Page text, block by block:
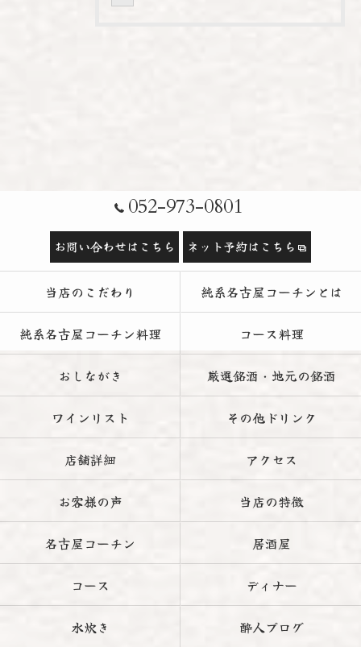
052-973-0801
お問い合わせはこちら ネット予約はこちら
当店のこだわり 純系名古屋コーチンとは
純系名古屋コーチン料理 コース料理
おしながき 厳選銘酒・地元の銘酒
ワインリスト その他ドリンク
店舗詳細 アクセス
お客様の声 当店の特徴
名古屋コーチン 居酒屋
コース ディナー
水炊き 酔人ブログ